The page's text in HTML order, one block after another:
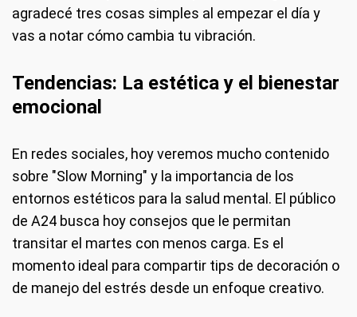
agradecé tres cosas simples al empezar el día y
vas a notar cómo cambia tu vibración.
Tendencias: La estética y el bienestar
emocional
En redes sociales, hoy veremos mucho contenido
sobre "Slow Morning" y la importancia de los
entornos estéticos para la salud mental. El público
de A24 busca hoy consejos que le permitan
transitar el martes con menos carga. Es el
momento ideal para compartir tips de decoración o
de manejo del estrés desde un enfoque creativo.